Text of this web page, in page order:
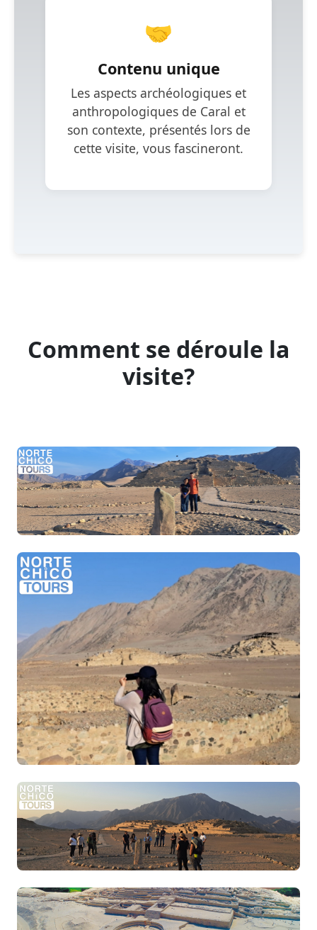
🤝
Contenu unique
Les aspects archéologiques et
anthropologiques de Caral et
son contexte, présentés lors de
cette visite, vous fascineront.
Comment se déroule la
visite?